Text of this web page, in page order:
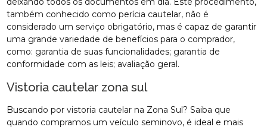
também conhecido como perícia cautelar, não é
considerado um serviço obrigatório, mas é capaz de garantir
uma grande variedade de benefícios para o comprador,
como: garantia de suas funcionalidades; garantia de
conformidade com as leis; avaliação geral.
Vistoria cautelar zona sul
Buscando por vistoria cautelar na Zona Sul? Saiba que
quando compramos um veículo seminovo, é ideal e mais